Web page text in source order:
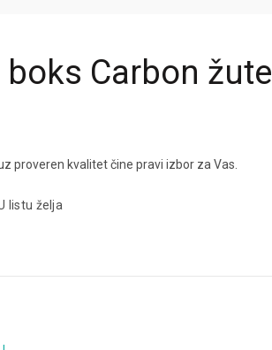
boks Carbon žute
proveren kvalitet čine pravi izbor za Vas.
listu želja